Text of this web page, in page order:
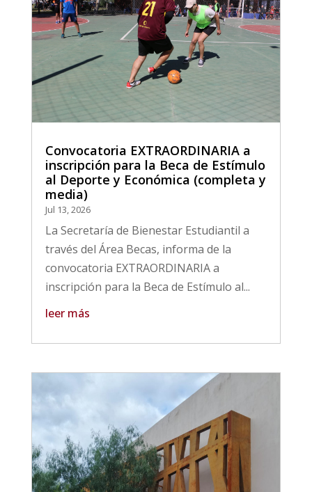
Convocatoria EXTRAORDINARIA a
inscripción para la Beca de Estímulo
al Deporte y Económica (completa y
media)
Jul 13, 2026
La Secretaría de Bienestar Estudiantil a
través del Área Becas, informa de la
convocatoria EXTRAORDINARIA a
inscripción para la Beca de Estímulo al...
leer más